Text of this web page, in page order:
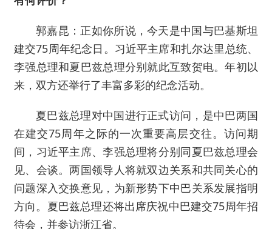
郭嘉昆：正如你所说，今天是中国与巴基斯坦
建交75周年纪念日。习近平主席和扎尔达里总统、
李强总理和夏巴兹总理分别就此互致贺电。年初以
来，双方还举行了丰富多彩的纪念活动。
夏巴兹总理对中国进行正式访问，是中巴两国
在建交75周年之际的一次重要高层交往。访问期
间，习近平主席、李强总理将分别同夏巴兹总理会
见、会谈。两国领导人将就双边关系和共同关心的
问题深入交换意见，为新形势下中巴关系发展指明
方向。夏巴兹总理还将出席庆祝中巴建交75周年招
待会，并参访浙江省。